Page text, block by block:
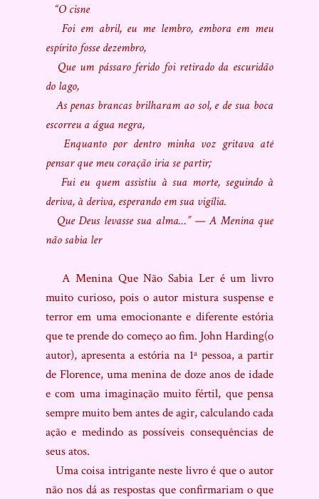
“O cisne
Foi em abril, eu me lembro, embora em meu
espírito fosse dezembro,
Que um pássaro ferido foi retirado da escuridão
do lago,
As penas brancas brilharam ao sol, e de sua boca
escorreu a água negra,
Enquanto por dentro minha voz gritava até
pensar que meu coração iria se partir;
Fui eu quem assistiu à sua morte, seguindo à
deriva, à deriva, esperando em sua vigília.
Que Deus levasse sua alma…” — A Menina que
não sabia ler
A Menina Que Não Sabia Ler é um livro
muito curioso, pois o autor mistura suspense e
terror em uma emocionante e diferente estória
que te prende do começo ao fim. John Harding(o
autor), apresenta a estória na 1ª pessoa, a partir
de Florence, uma menina de doze anos de idade
e com uma imaginação muito fértil, que pensa
sempre muito bem antes de agir, calculando cada
ação e medindo as possíveis consequências de
seus atos.
Uma coisa intrigante neste livro é que o autor
não nos dá as respostas que confirmariam o que